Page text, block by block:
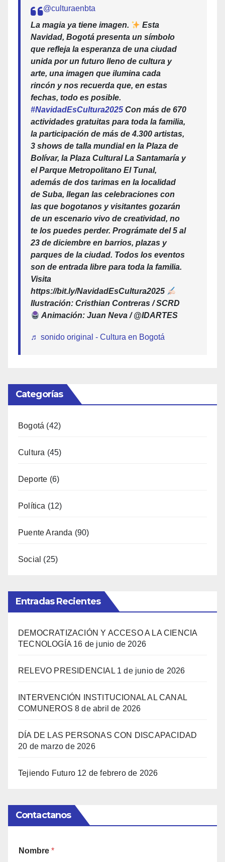
@culturaenbta
La magia ya tiene imagen.
Esta
Navidad, Bogotá presenta un símbolo
que refleja la esperanza de una ciudad
unida por un futuro lleno de cultura y
arte, una imagen que ilumina cada
rincón y nos recuerda que, en estas
fechas, todo es posible.
#NavidadEsCultura2025 Con más de 670
actividades gratuitas para toda la familia,
la participación de más de 4.300 artistas,
3 shows de talla mundial en la Plaza de
Bolívar, la Plaza Cultural La Santamaría y
el Parque Metropolitano El Tunal,
además de dos tarimas en la localidad
de Suba, llegan las celebraciones con
las que bogotanos y visitantes gozarán
de un escenario vivo de creatividad, no
te los puedes perder. Prográmate del 5 al
23 de diciembre en barrios, plazas y
parques de la ciudad. Todos los eventos
son de entrada libre para toda la familia.
Visita
https://bit.ly/NavidadEsCultura2025
Ilustración: Cristhian Contreras / SCRD
Animación: Juan Neva / @IDARTES
♬ sonido original - Cultura en Bogotá
Categorías
Bogotá (42)
Cultura (45)
Deporte (6)
Política (12)
Puente Aranda (90)
Social (25)
Entradas Recientes
DEMOCRATIZACIÓN Y ACCESO A LA CIENCIA
TECNOLOGÍA 16 de junio de 2026
RELEVO PRESIDENCIAL 1 de junio de 2026
INTERVENCIÓN INSTITUCIONAL AL CANAL
COMUNEROS 8 de abril de 2026
DÍA DE LAS PERSONAS CON DISCAPACIDAD
20 de marzo de 2026
Tejiendo Futuro 12 de febrero de 2026
Contactanos
Nombre *